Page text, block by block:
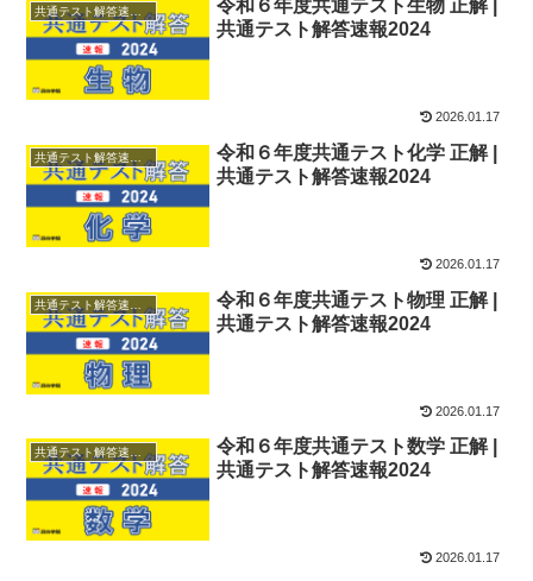
共通テスト解答速報2024
令和６年度共通テスト生物 正解 |
共通テスト解答速報2024
2026.01.17
共通テスト解答速報2024
令和６年度共通テスト化学 正解 |
共通テスト解答速報2024
2026.01.17
令和６年度共通テスト物理 正解 |
共通テスト解答速報2024
2026.01.17
共通テスト解答速報2024
令和６年度共通テスト数学 正解 |
共通テスト解答速報2024
2026.01.17